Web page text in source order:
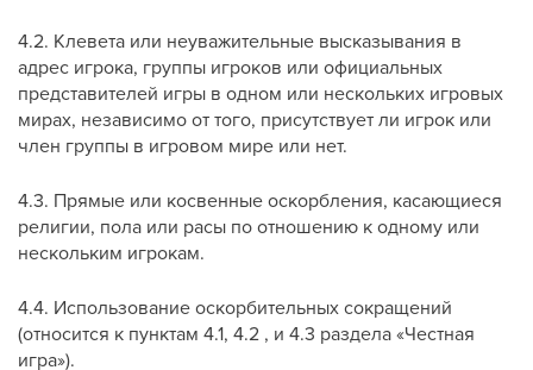
4.2. Клевета или неуважительные высказывания в
адрес игрока, группы игроков или официальных
представителей игры в одном или нескольких игровых
мирах, независимо от того, присутствует ли игрок или
член группы в игровом мире или нет.
4.3. Прямые или косвенные оскорбления, касающиеся
религии, пола или расы по отношению к одному или
нескольким игрокам.
4.4. Использование оскорбительных сокращений
(относится к пунктам 4.1, 4.2 , и 4.3 раздела «Честная
игра»).